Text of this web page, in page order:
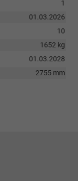
1
01.03.2026
10
1652 kg
01.03.2028
2755 mm